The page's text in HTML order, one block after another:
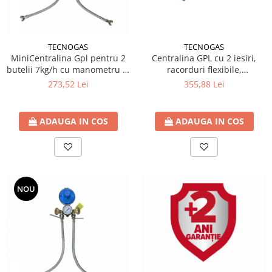
Pachet Centrale Termice
Instant pe gaz natural si GPL
Accesorii centrale pe GAZ si GPL
Cazane, Centrale si Termoseminee
cu functionare pe peleti
Convectoare pe gaz si convectoare
electrice
Seminee si Sobe
Butelie egalizare
Radiatoare/Calorifere
Radiatoare/Calorifere din otel
Radiatoare/Calorifere din otel
Radiatoare/Calorifere Copa
TECNOGAS
MiniCentralina Gpl pentru 2
butelii 7kg/h cu manometru si
racorduri flexibile
273,52 Lei
ADAUGA IN COS
TECNOGAS
Centralina GPL cu 2 iesiri,
racorduri flexibile,
manometru, supapa de
355,88 Lei
ADAUGA IN COS
NOU